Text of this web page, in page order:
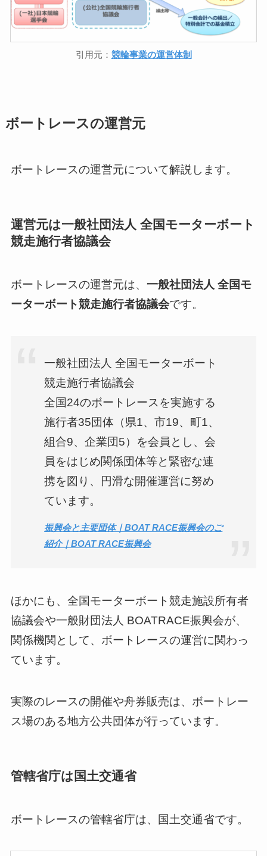
引用元： 競輪事業の運営体制
ボートレースの運営元
ボートレースの運営元について解説します。
運営元は一般社団法人 全国モーターボート
競走施行者協議会
ボートレースの運営元は、 一般社団法人 全国モ
ーターボート競走施行者協議会です。
一般社団法人 全国モーターボート
競走施行者協議会
全国24のボートレースを実施する
施行者35団体（県1、市19、町1、
組合9、企業団5）を会員とし、会
員をはじめ関係団体等と緊密な連
携を図り、円滑な開催運営に努め
ています。
振興会と主要団体｜BOAT RACE振興会のご
紹介｜BOAT RACE振興会
ほかにも、全国モーターボート競走施設所有者
協議会や一般財団法人 BOATRACE振興会が、
関係機関として、ボートレースの運営に関わっ
ています。
実際のレースの開催や舟券販売は、ボートレー
ス場のある地方公共団体が行っています。
管轄省庁は国土交通省
ボートレースの管轄省庁は、国土交通省です。